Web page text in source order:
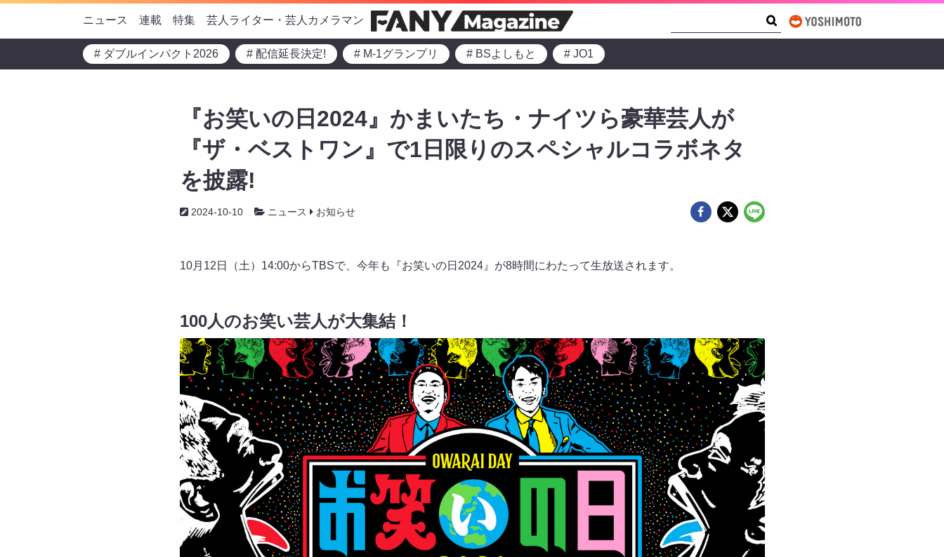
ニュース 連載 特集 芸人ライター・芸人カメラマン
# ダブルインパクト2026 # 配信延長決定! # M-1グランプリ # BSよしもと # JO1
『お笑いの日2024』かまいたち・ナイツら豪華芸人が
『ザ・ベストワン』で1日限りのスペシャルコラボネタ
を披露!
2024-10-10 ニュース お知らせ
10月12日（土）14:00からTBSで、今年も『お笑いの日2024』が8時間にわたって生放送されます。
100人のお笑い芸人が大集結！